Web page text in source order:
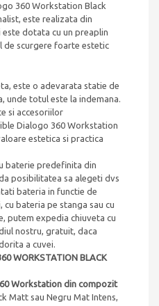
360 Workstation Black
este realizata din
dotata cu un preaplin
de scurgere foarte estetic
este o adevarata statie de
unde totul este la indemana.
si accesoriilor
Dialogo 360 Workstation
estetica si practica
baterie predefinita din
posibilitatea sa alegeti dvs
bateria in functie de
bateria pe stanga sau cu
putem expedia chiuveta cu
nostru, gratuit, daca
a cuvei.
WORKSTATION BLACK
Workstation din compozit
Matt sau Negru Mat Intens,